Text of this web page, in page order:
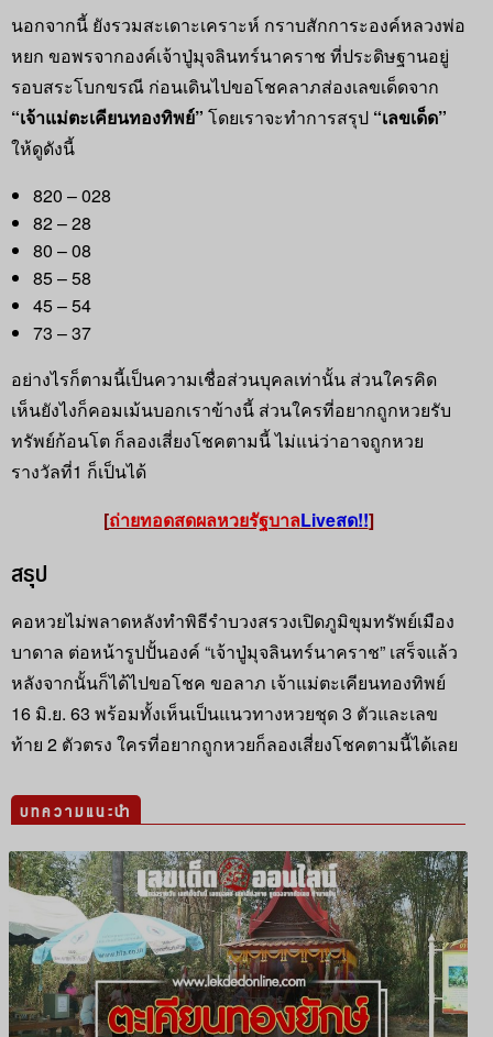
นอกจากนี้ ยังรวมสะเดาะเคราะห์ กราบสักการะองค์หลวงพ่อ
หยก ขอพรจากองค์เจ้าปู่มุจลินทร์นาคราช ที่ประดิษฐานอยู่
รอบสระโบกขรณี ก่อนเดินไปขอโชคลาภส่องเลขเด็ดจาก
“เจ้าแม่ตะเคียนทองทิพย์” โดยเราจะทำการสรุป “เลขเด็ด”
ให้ดูดังนี้
820 – 028
82 – 28
80 – 08
85 – 58
45 – 54
73 – 37
อย่างไรก็ตามนี้เป็นความเชื่อส่วนบุคลเท่านั้น ส่วนใครคิด
เห็นยังไงก็คอมเม้นบอกเราข้างนี้ ส่วนใครที่อยากถูกหวยรับ
ทรัพย์ก้อนโต ก็ลองเสี่ยงโชคตามนี้ ไม่แน่ว่าอาจถูกหวย
รางวัลที่1 ก็เป็นได้
[ถ่ายทอดสดผลหวยรัฐบาลLiveสด!!]
สรุป
คอหวยไม่พลาดหลังทำพิธีรำบวงสรวงเปิดภูมิขุมทรัพย์เมือง
บาดาล ต่อหน้ารูปปั้นองค์ “เจ้าปู่มุจลินทร์นาคราช” เสร็จแล้ว
หลังจากนั้นก็ได้ไปขอโชค ขอลาภ เจ้าแม่ตะเคียนทองทิพย์
16 มิ.ย. 63 พร้อมทั้งเห็นเป็นแนวทางหวยชุด 3 ตัวและเลข
ท้าย 2 ตัวตรง ใครที่อยากถูกหวยก็ลองเสี่ยงโชคตามนี้ได้เลย
บทความแนะนำ